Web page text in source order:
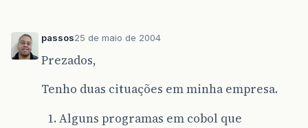
passos25 de maio de 2004
Prezados,
Tenho duas cituações em minha empresa.
Alguns programas em cobol que